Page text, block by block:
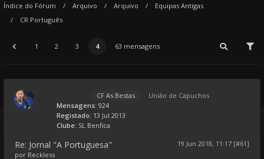
Índice do Fórum Arquivo Arquivo
Equipas Antigas
CR Português
1 2 3 4 63 mensagens
CF As Bestas
União de Capuchos
Mensagens: 924
Registado: 13 Jul 2013
Clube: SL Benfica
Re: Jornal "A Portuguesa"
19 Jun 2018, 11:17 [#61]
por Reckless